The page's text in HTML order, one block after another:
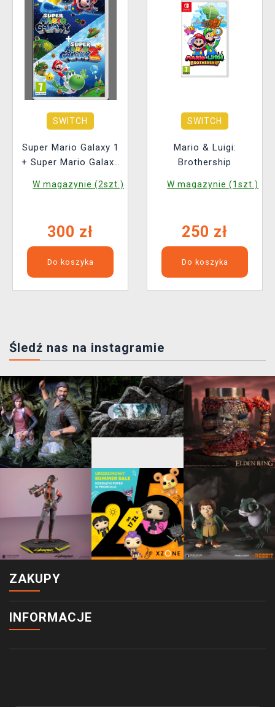
SWITCH
Super Mario Galaxy 1
+ Super Mario Galaxy
W magazynie (2szt.)
300 zł
Do koszyka
SWITCH
Mario & Luigi:
Brothership
W magazynie (1szt.)
250 zł
Do koszyka
Śledź nas na instagramie
ZAKUPY
INFORMACJE